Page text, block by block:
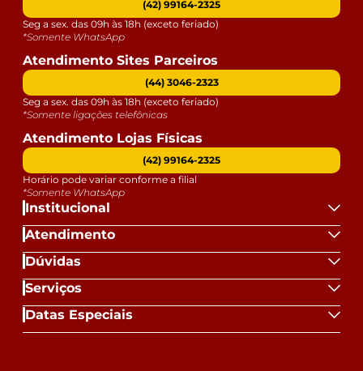
Institucional
Atendimento
Dúvidas
Serviços
Datas Especiais
(42) 99164-2325
Seg a sex. das 09h às 18h (exceto feriado)
*Somente WhatsApp
Atendimento Sites Parceiros
(44) 3046-2323
Seg a sex. das 09h às 18h (exceto feriado)
*Somente ligações telefônicas
Atendimento Lojas Físicas
(42) 99164-2325
Horário pode variar conforme a filial
*Somente WhatsApp